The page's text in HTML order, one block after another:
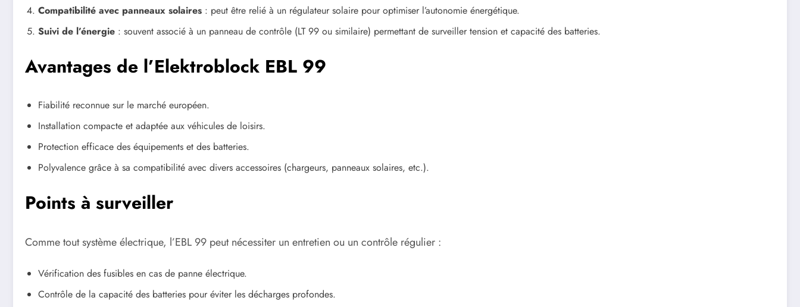
Compatibilité avec panneaux solaires : peut être relié à un régulateur solaire pour optimiser l’autonomie énergétique.
Suivi de l’énergie : souvent associé à un panneau de contrôle (LT 99 ou similaire) permettant de surveiller tension et capacité des batteries.
Avantages de l’Elektroblock EBL 99
Fiabilité reconnue sur le marché européen.
Installation compacte et adaptée aux véhicules de loisirs.
Protection efficace des équipements et des batteries.
Polyvalence grâce à sa compatibilité avec divers accessoires (chargeurs, panneaux solaires, etc.).
Points à surveiller
Comme tout système électrique, l’EBL 99 peut nécessiter un entretien ou un contrôle régulier :
Vérification des fusibles en cas de panne électrique.
Contrôle de la capacité des batteries pour éviter les décharges profondes.